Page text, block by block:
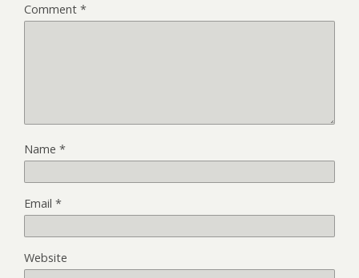
Comment *
Name *
Email *
Website